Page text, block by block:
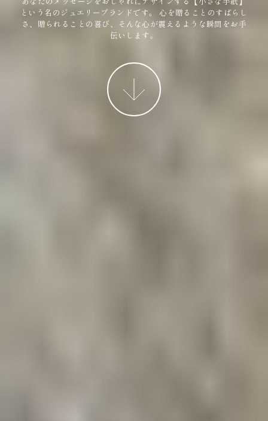
という名のジュエリーブランドです。
心を贈ることのすばらし
さ、贈られることの喜び、そんな心が震えるような瞬間をお手
伝いします。